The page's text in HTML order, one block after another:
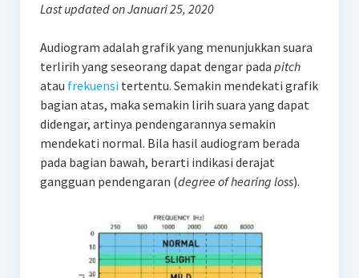
Alat Bantu Dengar
Blog
Forum
Last updated on Januari 25, 2020
Audiogram adalah grafik yang menunjukkan suara
terlirih yang seseorang dapat dengar pada pitch
atau frekuensi tertentu. Semakin mendekati grafik
bagian atas, maka semakin lirih suara yang dapat
didengar, artinya pendengarannya semakin
mendekati normal. Bila hasil audiogram berada
pada bagian bawah, berarti indikasi derajat
gangguan pendengaran (degree of hearing loss).